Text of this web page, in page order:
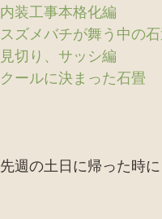
内装工事本格化編
スズメバチが舞う中の
見切り、サッシ編
クールに決まった石畳
先週の土日に帰った時